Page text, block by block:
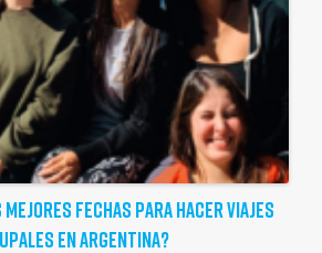
FECHAS PARA HACER VIAJES
EN ARGENTINA?